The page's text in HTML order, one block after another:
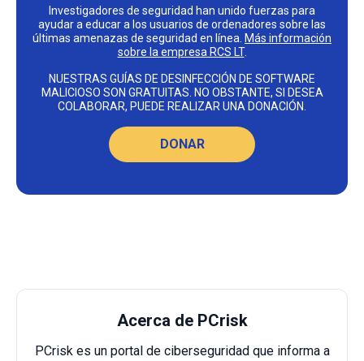
Investigadores de seguridad han unido fuerzas para
ayudar a educar a los usuarios de ordenadores sobre las
últimas amenazas de seguridad en línea. Más información
sobre la empresa RCS LT.
NUESTRAS GUÍAS DE DESINFECCIÓN DE SOFTWARE
MALICIOSO SON GRATUITAS. NO OBSTANTE, SI DESEA
COLABORAR, PUEDE REALIZAR UNA DONACIÓN.
DONAR
Acerca de PCrisk
PCrisk es un portal de ciberseguridad que informa a